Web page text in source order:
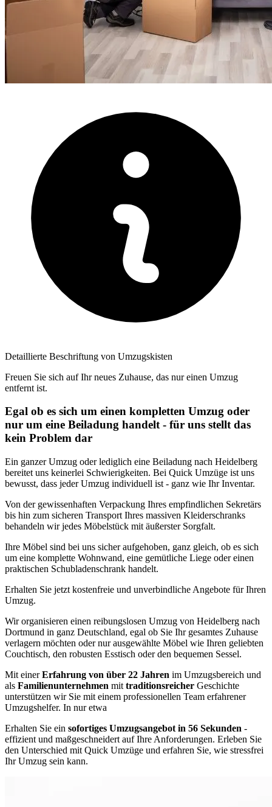
Detaillierte Beschriftung von Umzugskisten
Freuen Sie sich auf Ihr neues Zuhause, das nur einen Umzug
entfernt ist.
Egal ob es sich um einen kompletten Umzug oder
nur um eine Beiladung handelt - für uns stellt das
kein Problem dar
Ein ganzer Umzug oder lediglich eine Beiladung nach Heidelberg
bereitet uns keinerlei Schwierigkeiten. Bei Quick Umzüge ist uns
bewusst, dass jeder Umzug individuell ist - ganz wie Ihr Inventar.
Von der gewissenhaften Verpackung Ihres empfindlichen Sekretärs
bis hin zum sicheren Transport Ihres massiven Kleiderschranks
behandeln wir jedes Möbelstück mit äußerster Sorgfalt.
Ihre Möbel sind bei uns sicher aufgehoben, ganz gleich, ob es sich
um eine komplette Wohnwand, eine gemütliche Liege oder einen
praktischen Schubladenschrank handelt.
Erhalten Sie jetzt kostenfreie und unverbindliche Angebote für Ihren
Umzug.
Wir organisieren einen reibungslosen Umzug von Heidelberg nach
Dortmund in ganz Deutschland, egal ob Sie Ihr gesamtes Zuhause
verlagern möchten oder nur ausgewählte Möbel wie Ihren geliebten
Couchtisch, den robusten Esstisch oder den bequemen Sessel.
Mit einerErfahrung von über 22 Jahren im Umzugsbereich und
als Familienunternehmen mit traditionsreicher Geschichte
unterstützen wir Sie mit einem professionellen Team erfahrener
Umzugshelfer. In nur etwa
Erhalten Sie ein sofortiges Umzugsangebot in 56 Sekunden -
effizient und maßgeschneidert auf Ihre Anforderungen. Erleben Sie
den Unterschied mit Quick Umzüge und erfahren Sie, wie stressfrei
Ihr Umzug sein kann.